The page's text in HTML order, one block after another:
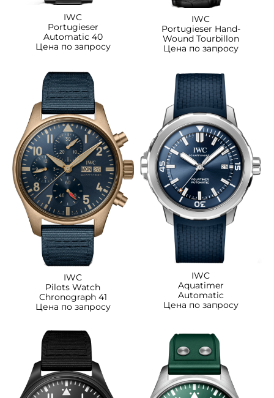
IWC
Portugieser
Automatic 40
Цена по запросу
IWC
Portugieser Hand-
Wound Tourbillon
Цена по запросу
IWC
Pilots Watch
Chronograph 41
Цена по запросу
IWC
Aquatimer
Automatic
Цена по запросу